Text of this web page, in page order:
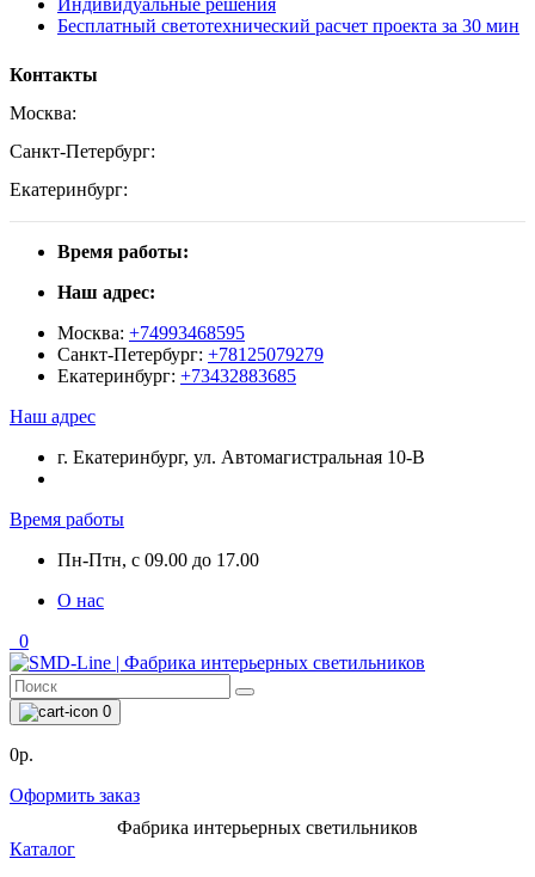
Индивидуальные решения
Бесплатный светотехнический расчет проекта за 30 мин
Контакты
Москва:
Санкт-Петербург:
Екатеринбург:
Время работы:
Наш адрес:
Москва: +74993468595
Санкт-Петербург: +78125079279
Екатеринбург: +73432883685
Наш адрес
г. Екатеринбург, ул. Автомагистральная 10-В
Время работы
Пн-Птн, с 09.00 до 17.00
О нас
0
0
0р.
Оформить заказ
Фабрика интерьерных светильников
Каталог